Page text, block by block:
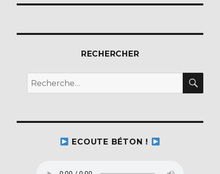
RECHERCHER
Recherche
pour :
ECOUTE BÉTON !